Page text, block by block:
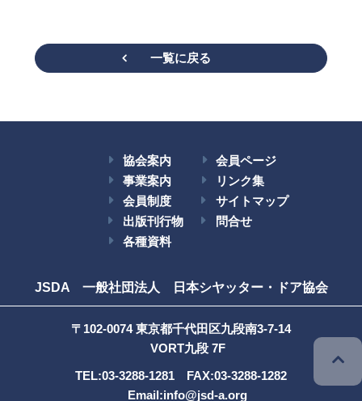
一覧に戻る
JSDA 一般社団法人 日本シヤッター・ドア協会
〒102-0074 東京都千代田区九段南3-7-14
VORT九段 7F
TEL:03-3288-1281 FAX:03-3288-1282
Email:info@jsd-a.org
協会案内
事業案内
会員制度
出版刊行物
各種資料
会員ページ
リンク集
サイトマップ
問合せ